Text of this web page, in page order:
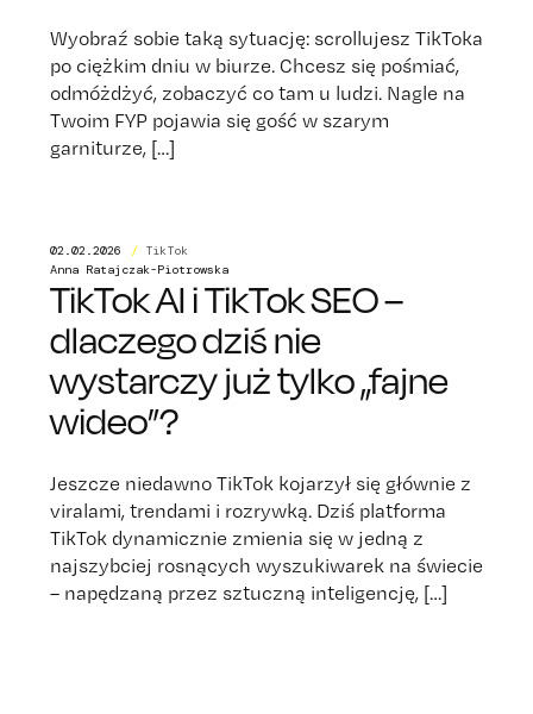
Wyobraź sobie taką sytuację: scrollujesz TikToka
po ciężkim dniu w biurze. Chcesz się pośmiać,
odmóżdżyć, zobaczyć co tam u ludzi. Nagle na
Twoim FYP pojawia się gość w szarym
garniturze, […]
02.02.2026 / TikTok
Anna Ratajczak-Piotrowska
TikTok AI i TikTok SEO –
dlaczego dziś nie
wystarczy już tylko „fajne
wideo”?
Jeszcze niedawno TikTok kojarzył się głównie z
viralami, trendami i rozrywką. Dziś platforma
TikTok dynamicznie zmienia się w jedną z
najszybciej rosnących wyszukiwarek na świecie
– napędzaną przez sztuczną inteligencję, […]